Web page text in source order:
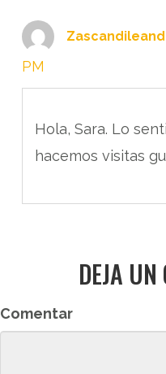
PM
Hola, Sara. Lo
hacemos visitas
DEJA UN
Comentar